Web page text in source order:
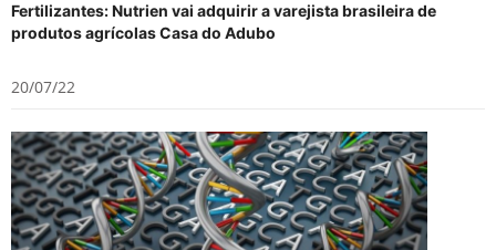
Fertilizantes: Nutrien vai adquirir a varejista brasileira de
produtos agrícolas Casa do Adubo
20/07/22